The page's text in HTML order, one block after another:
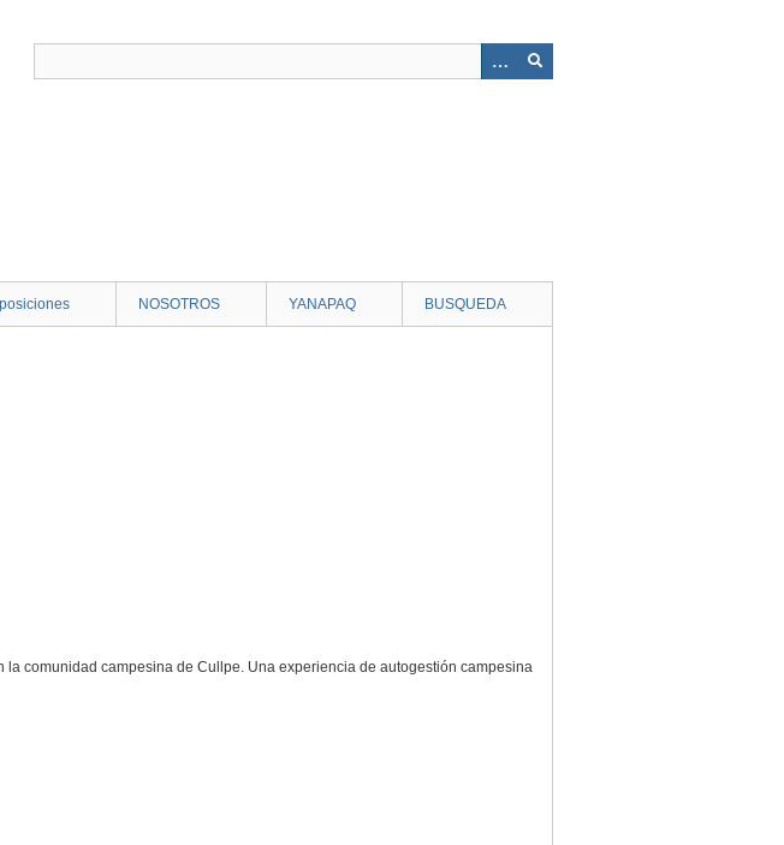
NOSOTROS YANAPAQ BUSQUEDA
comunidad campesina de Cullpe. Una experiencia de autogestión campesina